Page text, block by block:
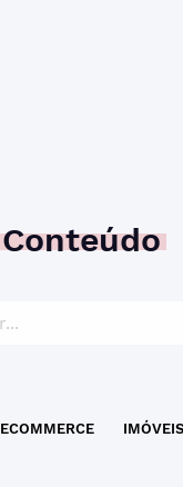
Conteúdo
ECOMMERCE IMÓVEIS